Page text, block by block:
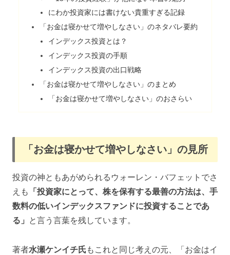
にわか投資家には書けない貴重すぎる記録
「お金は寝かせて増やしなさい」のネタバレ要約
インデックス投資とは？
インデックス投資の手順
インデックス投資の出口戦略
「お金は寝かせて増やしなさい」のまとめ
「お金は寝かせて増やしなさい」のおさらい
「お金は寝かせて増やしなさい」の見所
投資の神ともあがめられるウォーレン・バフェットでさ
えも
「投資家にとって、株を保有する最善の方法は、手
数料の低いインデックスファンドに投資することであ
る」
と言う言葉を残しています。
著者水瀬ケンイチ氏 もこれと同じ考えの元、「お金はイ